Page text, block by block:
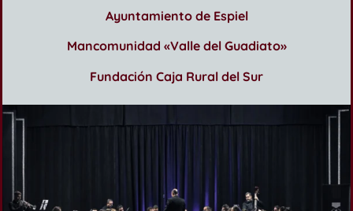
Ayuntamiento de Espiel
Mancomunidad «Valle del Guadiato»
Fundación Caja Rural del Sur